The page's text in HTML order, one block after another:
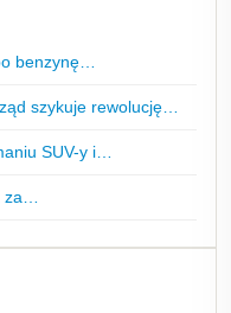
benzynę…
szykuje rewolucję…
SUV-y i…
za…